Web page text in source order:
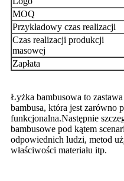
MOQ
Przykładowy czas realizacji
Czas realizacji produkcji
masowej
Zapłata
Łyżka bambusowa to
bambusa, która jest zarówno
funkcjonalna.Następnie
bambusowe pod kątem
odpowiednich ludzi, metod
właściwości materiału itp.